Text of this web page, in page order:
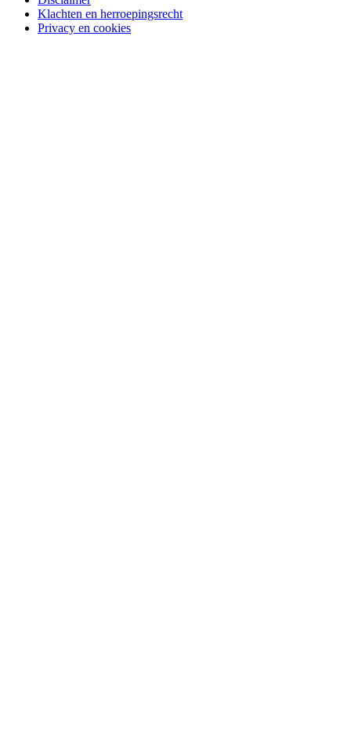
Klachten en herroepingsrecht
Privacy en cookies